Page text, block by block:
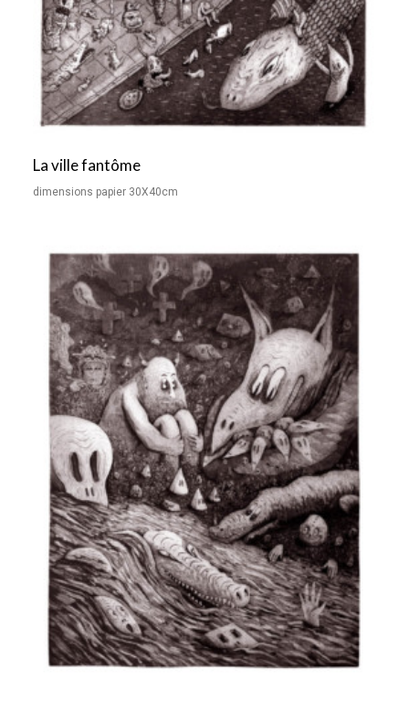
La ville fantôme
dimensions papier 30X40cm